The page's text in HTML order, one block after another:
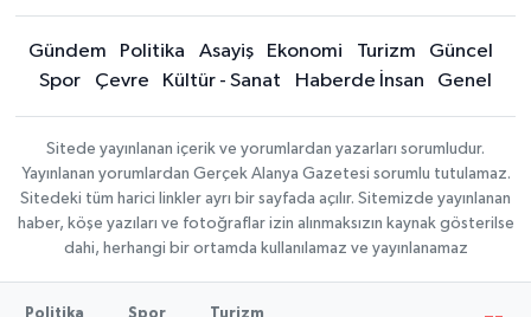
Gündem Politika Asayiş Ekonomi Turizm
Güncel
Spor
Çevre Kültür - Sanat Haberde İnsan Genel
Sitede yayınlanan içerik ve yorumlardan yazarları sorumludur.
Yayınlanan yorumlardan Gerçek Alanya Gazetesi sorumlu tutulamaz.
Sitedeki tüm harici linkler ayrı bir sayfada açılır. Sitemizde yayınlanan
haber, köşe yazıları ve fotoğraflar izin alınmaksızın kaynak gösterilse
dahi, herhangi bir ortamda kullanılamaz ve yayınlanamaz
Politika Spor Turizm